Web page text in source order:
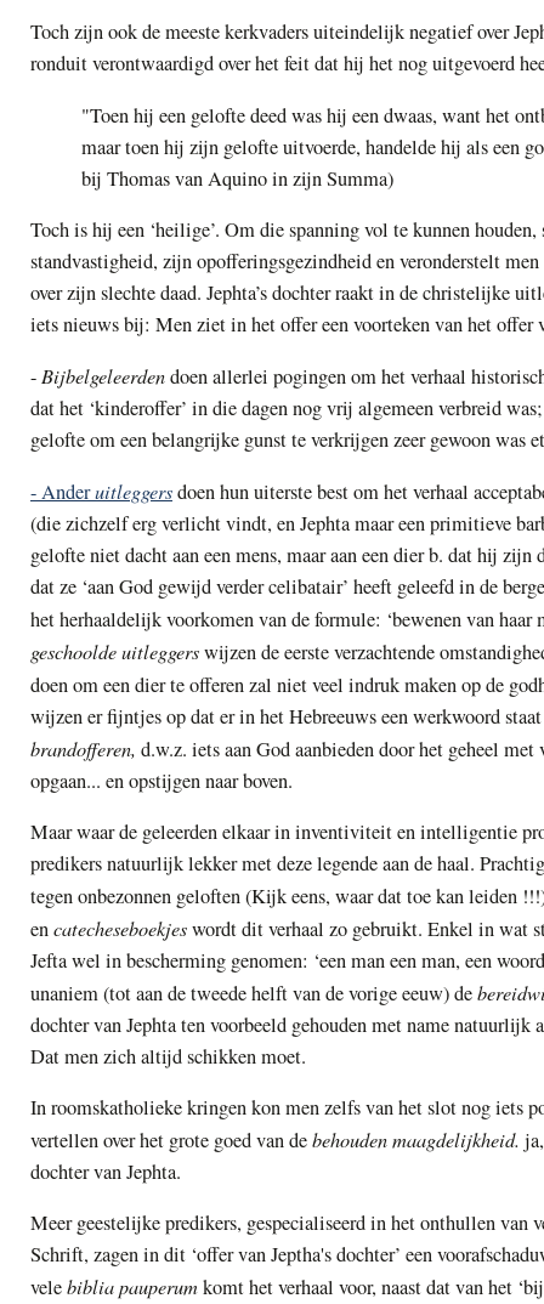
Toch zijn ook de meeste kerkvaders uiteindelijk negatief over
ronduit verontwaardigd over het feit dat hij het nog uitgevoerd
"Toen hij een gelofte deed was hij een dwaas, want het
maar toen hij zijn gelofte uitvoerde, handelde hij als een
bij Thomas van Aquino in zijn Summa)
Toch is hij een ‘heilige’. Om die spanning vol te kunnen
standvastigheid, zijn opofferingsgezindheid en veronderstelt
over zijn slechte daad. Jephta’s dochter raakt in de christelijke
iets nieuws bij: Men ziet in het offer een voorteken van het offer
- Bijbelgeleerdendoen allerlei pogingen om het verhaal
dat het ‘kinderoffer’ in die dagen nog vrij algemeen verbreid
gelofte om een belangrijke gunst te verkrijgen zeer gewoon was
- Anderuitleggersdoen hun uiterste best om het verhaal
(die zichzelf erg verlicht vindt, en Jephta maar een primitieve
gelofte niet dacht aan een mens, maar aan een dier b. dat hij
dat ze ‘aan God gewijd verder celibatair’ heeft geleefd in de
het herhaaldelijk voorkomen van de formule: ‘bewenen van haar
geschoolde uitleggerswijzen de eerste verzachtende
doen om een dier te offeren zal niet veel indruk maken op de
wijzen er fijntjes op dat er in het Hebreeuws een werkwoord
brandofferen, d.w.z. iets aan God aanbieden door het geheel
opgaan... en opstijgen naar boven.
Maar waar de geleerden elkaar in inventiviteit en intelligentie
predikers natuurlijk lekker met deze legende aan de haal.
tegen onbezonnen geloften (Kijk eens, waar dat toe kan leiden
encatecheseboekjeswordt dit verhaal zo gebruikt. Enkel in wat
Jefta wel in bescherming genomen: ‘een man een man, een
unaniem (tot aan de tweede helft van de vorige eeuw) de
dochter van Jephta ten voorbeeld gehouden met name natuurlijk
Dat men zich altijd schikken moet.
In roomskatholieke kringen kon men zelfs van het slot nog iets
vertellen over het grote goed van debehouden maagdelijkheid.
dochter van Jephta.
Meer geestelijke predikers, gespecialiseerd in het onthullen van
Schrift, zagen in dit ‘offer van Jeptha's dochter’ een
velebiblia pauperumkomt het verhaal voor, naast dat van het